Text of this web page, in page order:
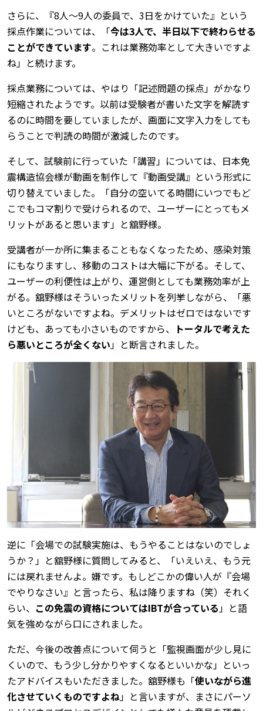
さらに、『8人～9人の委員で、3日をかけていた』という
採点作業については、「今は3人で、半日以下で終わらせる
ことができています。これは業務効率として大きいですよ
ね」と続けます。
採点業務については、やはり「記述問題の採点」がかなり
短縮されたようです。以前は受験者が書いた文字を解読す
るのに時間を要していましたが、画面に文字入力をしても
らうことで判読の時間が激減したのです。
そして、試験前に行っていた「講習」については、日本免
震構造協会様が動画を制作して『動画受講』という形式に
切り替えていました。「自分の空いてる時間にいつでもど
こでもコマ割りで受けられるので、ユーザーにとってもメ
リットがあると思います」と舘野様。
受講者が一か所に集まることもなくなったため、感染対策
にもなりますし、移動のコストは大幅に下がる。そして、
ユーザーの利便性は上がり、運営側としても業務効率が上
がる。舘野様はそういったメリットを列挙しながら、「悪
いところがないですよね。デメリットはゼロではないです
けども、あっても小さいものですから、 トータルで考えた
ら悪いところが全くない」と断言されました。
逆に「会場での試験実施は、もうやることはないのでしょ
うか？」と舘野様に質問してみると、「いえいえ、もう元
には戻れませんよ。嫌です。もしどこかの偉い人が『会場
でやりなさい』と言ったら、私は降りますね（笑）それく
らい、 この免震の資格についてはIBTが合っている 」と語
気を強めながら口にされました。
ただ、今後の改善点について伺うと「監視画面が少し見に
くいので、もう少し分かりやすくなるといいかな」といっ
たアドバイスもいただきました。舘野様も「使いながら進
化させていくものですよね」と言いますが、まさにパーソ